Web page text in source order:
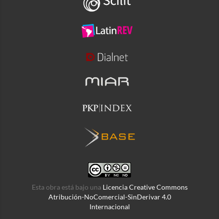
Esta obra está bajo una Licencia Creative Commons
Atribución-NoComercial-SinDerivar 4.0
Internacional